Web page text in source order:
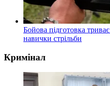
Бойова підготовка
навички стрільби
Кримінал